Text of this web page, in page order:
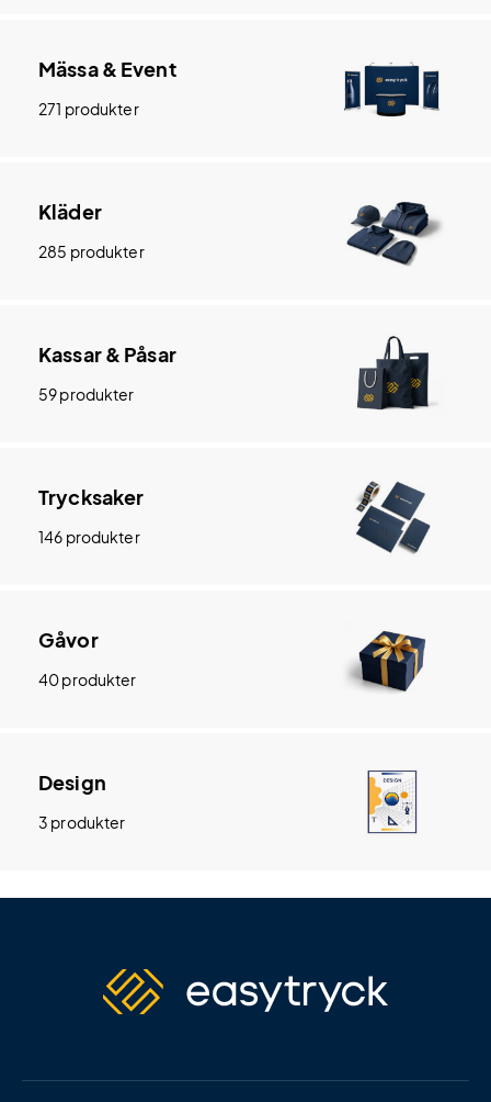
Mässa & Event
271 produkter
Kläder
285 produkter
Kassar & Påsar
59 produkter
Trycksaker
146 produkter
Gåvor
40 produkter
Design
3 produkter